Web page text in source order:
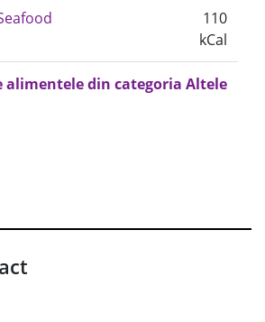
110
kCal
alimentele din categoria Altele